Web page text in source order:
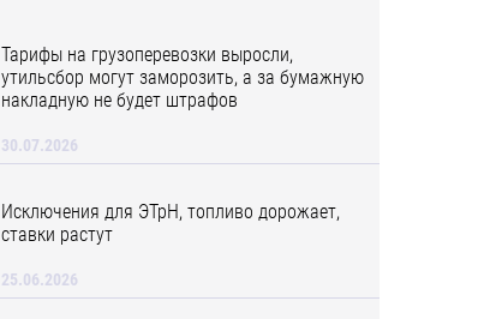
Тарифы на грузоперевозки выросли,
утильсбор могут заморозить, а за бумажную
накладную не будет штрафов
30.07.2026
Исключения для ЭТрН, топливо дорожает,
ставки растут
25.06.2026